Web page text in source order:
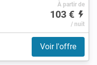
À partir de
103 €
/ nuit
Voir l'offre